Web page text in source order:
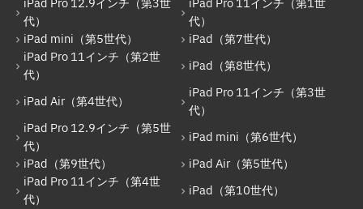
iPad Air（第4世代）
iPad Pro 12.9インチ（第5世代）
iPad mini（第6世代）
iPad（第9世代）
代）
代）
iPad mini（第5世代）
iPad（第7世代）
iPad Pro 11インチ（第2世
代）
iPad（第8世代）
iPad Air（第4世代）
iPad Pro 11インチ（第3世
代）
iPad Pro 12.9インチ（第5世
代）
iPad mini（第6世代）
iPad（第9世代）
iPad Air（第5世代）
iPad Pro 11インチ（第4世
代）
iPad（第10世代）